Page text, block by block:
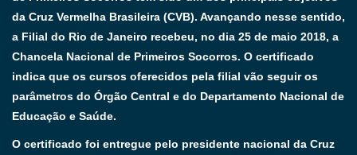
da Cruz Vermelha Brasileira (CVB). Avançando nesse sentido,
a Filial do Rio de Janeiro recebeu, no dia 25 de maio 2018, a
Chancela Nacional de Primeiros Socorros. O certificado
indica que os cursos oferecidos pela filial vão seguir os
parâmetros do Órgão Central e do Departamento Nacional de
Educação e Saúde.
O certificado foi entregue pelo presidente nacional da Cruz